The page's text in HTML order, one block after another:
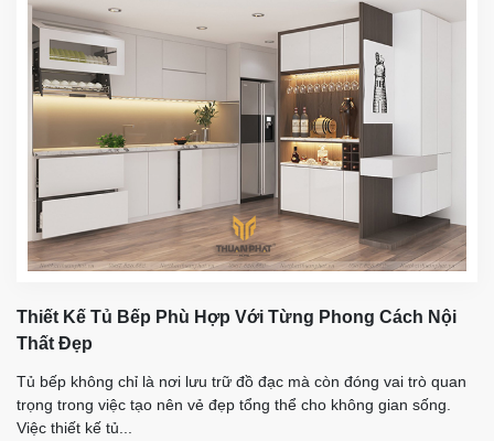
Thiết Kế Tủ Bếp Phù Hợp Với Từng Phong Cách Nội
Thất Đẹp
Tủ bếp không chỉ là nơi lưu trữ đồ đạc mà còn đóng vai trò quan
trọng trong việc tạo nên vẻ đẹp tổng thể cho không gian sống.
Việc thiết kế tủ...